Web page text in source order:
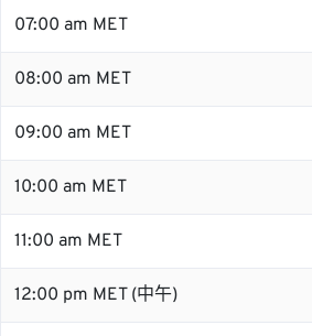
07:00 am MET
08:00 am MET
09:00 am MET
10:00 am MET
11:00 am MET
12:00 pm MET (中午)